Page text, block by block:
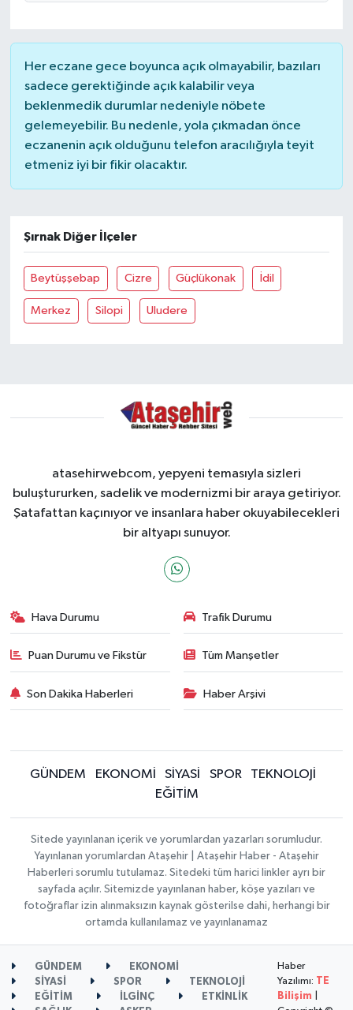
Her eczane gece boyunca açık olmayabilir, bazıları
sadece gerektiğinde açık kalabilir veya
beklenmedik durumlar nedeniyle nöbete
gelemeyebilir. Bu nedenle, yola çıkmadan önce
eczanenin açık olduğunu telefon aracılığıyla teyit
etmeniz iyi bir fikir olacaktır.
Şırnak Diğer İlçeler
Beytüşşebap Cizre Güçlükonak İdil
Merkez Silopi Uludere
atasehirwebcom, yepyeni temasıyla sizleri
buluştururken, sadelik ve modernizmi bir araya getiriyor.
Şatafattan kaçınıyor ve insanlara haber okuyabilecekleri
bir altyapı sunuyor.
Hava Durumu Trafik Durumu
Puan Durumu ve Fikstür Tüm Manşetler
Son Dakika Haberleri Haber Arşivi
GÜNDEM EKONOMİ SİYASİ SPOR
TEKNOLOJİ
EĞİTİM
Sitede yayınlanan içerik ve yorumlardan yazarları sorumludur.
Yayınlanan yorumlardan Ataşehir | Ataşehir Haber - Ataşehir
Haberleri sorumlu tutulamaz. Sitedeki tüm harici linkler ayrı bir
sayfada açılır. Sitemizde yayınlanan haber, köşe yazıları ve
fotoğraflar izin alınmaksızın kaynak gösterilse dahi, herhangi bir
ortamda kullanılamaz ve yayınlanamaz
GÜNDEM
EKONOMİ
SİYASİ
SPOR
TEKNOLOJİ
EĞİTİM
İLGİNÇ
ETKİNLİK
Haber
Yazılımı:
TE
Bilişim